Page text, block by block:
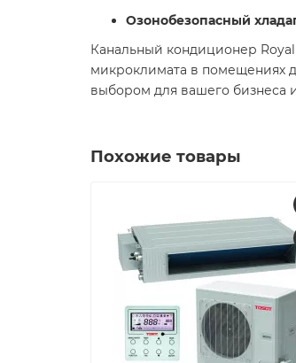
Озонобезопасный
Канальный кондиционер
микроклимата в помещениях
выбором для вашего бизнеса
Похожие товары